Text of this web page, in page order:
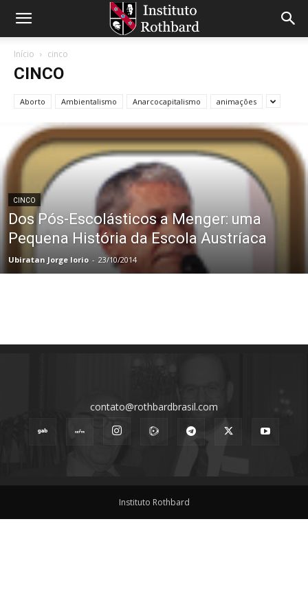
Início cinco
CINCO
Aborto Ambientalismo Anarcocapitalismo animações
CINCO
Dos Pós-Escolásticos a Menger: uma
Pequena História da Escola Austríaca
Ubiratan Jorge Iorio - 23/10/2014
contato@rothbardbrasil.com
Instituto Rothbard